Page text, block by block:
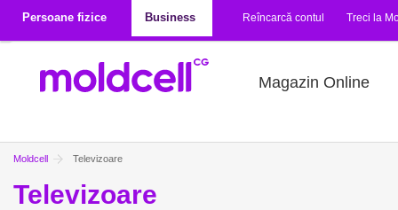
Persoane fizice
Business Reîncarcă contul Treci la
Magazin Online
Moldcell Televizoare
Televizoare